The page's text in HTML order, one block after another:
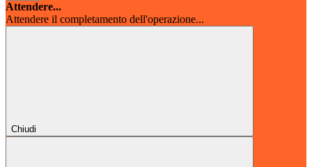
Attendere...
Attendere il completamento dell'operazione...
Chiudi